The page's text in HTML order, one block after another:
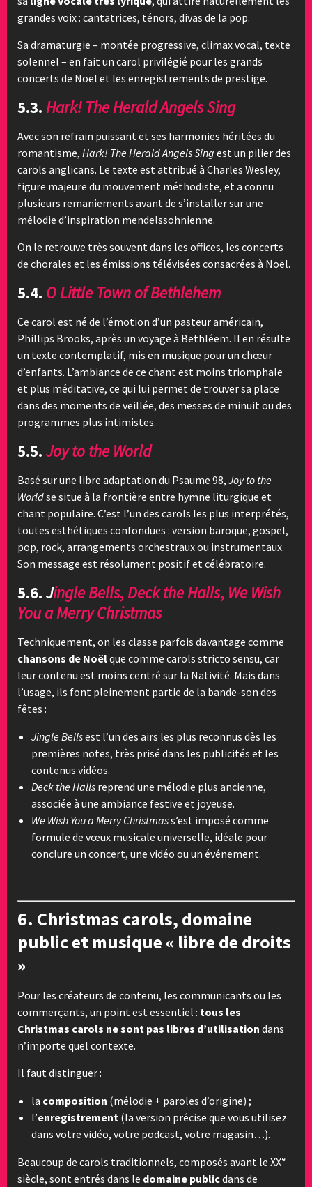
grandes voix : cantatrices, ténors, divas de la pop.
Sa dramaturgie – montée progressive, climax vocal, texte
solennel – en fait un carol privilégié pour les grands
concerts de Noël et les enregistrements de prestige.
5.3. Hark! The Herald Angels Sing
Avec son refrain puissant et ses harmonies héritées du
romantisme, Hark! The Herald Angels Sing est un pilier des
carols anglicans. Le texte est attribué à Charles Wesley,
figure majeure du mouvement méthodiste, et a connu
plusieurs remaniements avant de s’installer sur une
mélodie d’inspiration mendelssohnienne.
On le retrouve très souvent dans les offices, les concerts
de chorales et les émissions télévisées consacrées à Noël.
5.4. O Little Town of Bethlehem
Ce carol est né de l’émotion d’un pasteur américain,
Phillips Brooks, après un voyage à Bethléem. Il en résulte
un texte contemplatif, mis en musique pour un chœur
d’enfants. L’ambiance de ce chant est moins triomphale
et plus méditative, ce qui lui permet de trouver sa place
dans des moments de veillée, des messes de minuit ou des
programmes plus intimistes.
5.5. Joy to the World
Basé sur une libre adaptation du Psaume 98, Joy to the
Worldse situe à la frontière entre hymne liturgique et
chant populaire. C’est l’un des carols les plus interprétés,
toutes esthétiques confondues : version baroque, gospel,
pop, rock, arrangements orchestraux ou instrumentaux.
Son message est résolument positif et célébratoire.
5.6. Jingle Bells, Deck the Halls, We Wish
You a Merry Christmas
Techniquement, on les classe parfois davantage comme
chansons de Noëlque comme carols stricto sensu, car
leur contenu est moins centré sur la Nativité. Mais dans
l’usage, ils font pleinement partie de la bande-son des
fêtes :
Jingle Bellsest l’un des airs les plus reconnus dès les
premières notes, très prisé dans les publicités et les
contenus vidéos.
Deck the Halls reprend une mélodie plus ancienne,
associée à une ambiance festive et joyeuse.
We Wish You a Merry Christmass’est imposé comme
formule de vœux musicale universelle, idéale pour
conclure un concert, une vidéo ou un événement.
6. Christmas carols, domaine
public et musique « libre de droits
»
Pour les créateurs de contenu, les communicants ou les
commerçants, un point est essentiel : tous les
Christmas carols ne sont pas libres d’utilisation dans
n’importe quel contexte.
Il faut distinguer :
la composition (mélodie + paroles d’origine) ;
l’enregistrement (la version précise que vous utilisez
dans votre vidéo, votre podcast, votre magasin…).
Beaucoup de carols traditionnels, composés avant le XXᵉ
siècle, sont entrés dans le domaine publicdans de